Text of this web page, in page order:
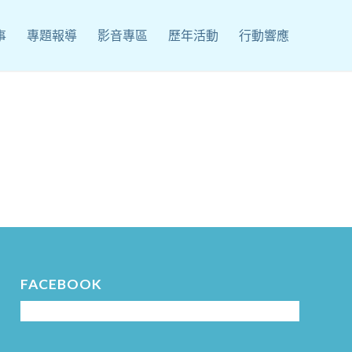
專題報導 影音專區 歷年活動 行動響應
FACEBOOK